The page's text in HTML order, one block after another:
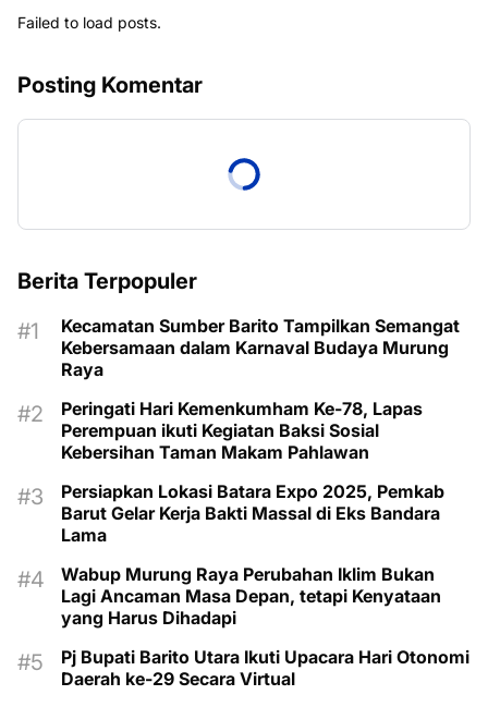
Failed to load posts.
Posting Komentar
Berita Terpopuler
Kecamatan Sumber Barito Tampilkan Semangat
Kebersamaan dalam Karnaval Budaya Murung
Raya
Peringati Hari Kemenkumham Ke-78, Lapas
Perempuan ikuti Kegiatan Baksi Sosial
Kebersihan Taman Makam Pahlawan
Persiapkan Lokasi Batara Expo 2025, Pemkab
Barut Gelar Kerja Bakti Massal di Eks Bandara
Lama
Wabup Murung Raya Perubahan Iklim Bukan
Lagi Ancaman Masa Depan, tetapi Kenyataan
yang Harus Dihadapi
Pj Bupati Barito Utara Ikuti Upacara Hari Otonomi
Daerah ke-29 Secara Virtual